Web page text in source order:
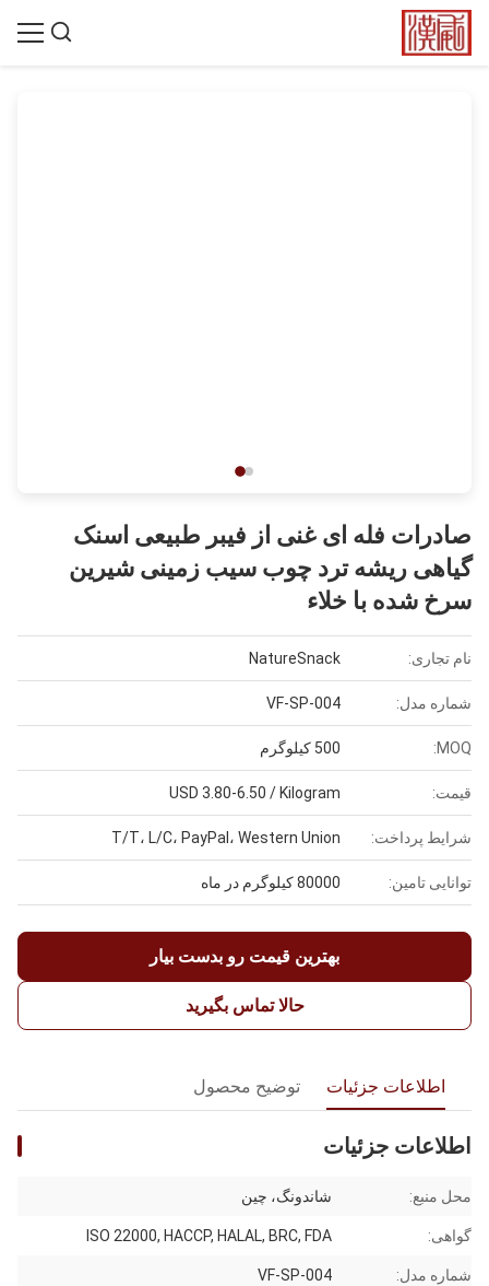
صادرات فله ای غنی از فیبر طبیعی اسنک
گیاهی ریشه ترد چوب سیب زمینی شیرین
سرخ شده با خلاء
نام تجاری: NatureSnack
شماره مدل: VF-SP-004
MOQ: 500 کیلوگرم
قیمت: USD 3.80-6.50 / Kilogram
شرایط پرداخت: T/T، L/C، PayPal، Western Union
توانایی تامین: 80000 کیلوگرم در ماه
بهترین قیمت رو بدست بیار
حالا تماس بگیرید
اطلاعات جزئیات توضیح محصول
اطلاعات جزئیات
محل منبع: شاندونگ، چین
گواهی: ISO 22000, HACCP, HALAL, BRC, FDA
شماره مدل: VF-SP-004